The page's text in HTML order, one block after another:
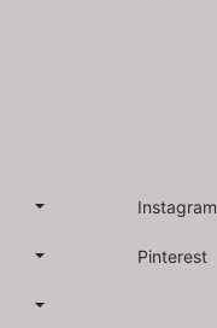
Instagram
Pinterest